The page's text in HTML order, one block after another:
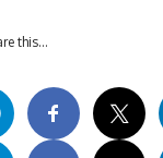
this…